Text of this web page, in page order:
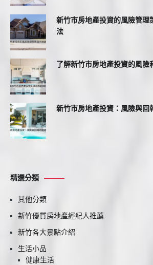
新竹市房地產投資的風險管理
法
了解新竹市房地產投資的風險
新竹市房地產投資：風險與回
精選分類
其他分類
新竹優質房地產經紀人推薦
新竹各大景點介紹
生活小品
健康生活